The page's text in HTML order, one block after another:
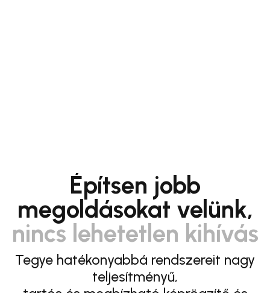
Építsen jobb
megoldásokat velünk,
nincs lehetetlen kihívás
Tegye hatékonyabbá rendszereit nagy
teljesítményű,